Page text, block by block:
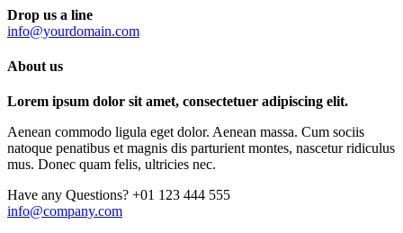
Drop us a line
info@yourdomain.com
About us
Lorem ipsum dolor sit amet, consectetuer adipiscing elit.
Aenean commodo ligula eget dolor. Aenean massa. Cum sociis
natoque penatibus et magnis dis parturient montes, nascetur ridiculus
mus. Donec quam felis, ultricies nec.
Have any Questions? +01 123 444 555
info@company.com